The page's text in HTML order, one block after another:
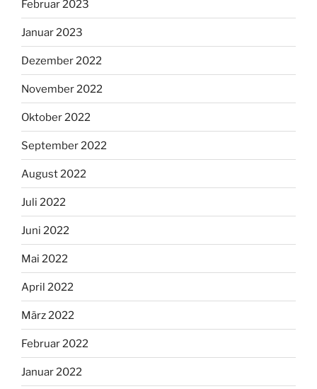
Februar 2023
Januar 2023
Dezember 2022
November 2022
Oktober 2022
September 2022
August 2022
Juli 2022
Juni 2022
Mai 2022
April 2022
März 2022
Februar 2022
Januar 2022